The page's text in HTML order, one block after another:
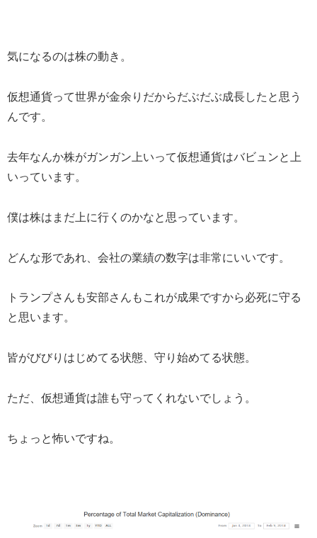
気になるのは株の動き。
仮想通貨って世界が金余りだからだぶだぶ成長したと思う
んです。
去年なんか株がガンガン上いって仮想通貨はバビュンと上
いっています。
僕は株はまだ上に行くのかなと思っています。
どんな形であれ、会社の業績の数字は非常にいいです。
トランプさんも安部さんもこれが成果ですから必死に守る
と思います。
皆がびびりはじめてる状態、守り始めてる状態。
ただ、仮想通貨は誰も守ってくれないでしょう。
ちょっと怖いですね。